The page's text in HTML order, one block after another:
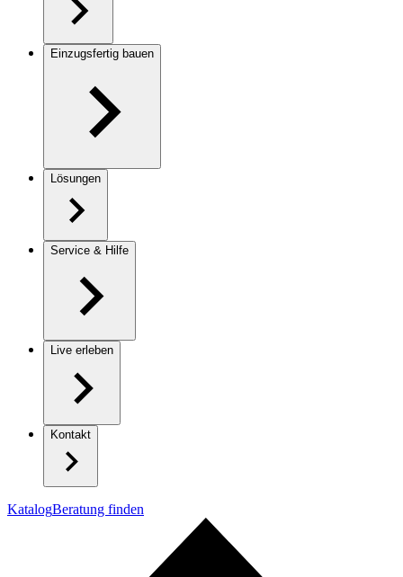
Einzugsfertig bauen
Lösungen
Service & Hilfe
Live erleben
Kontakt
KatalogBeratung finden